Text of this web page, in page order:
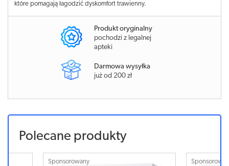
które pomagają łagodzić dyskomfort trawienny.
Produkt oryginalny
pochodzi z legalnej
apteki
Darmowa wysyłka
już od 200 zł
Polecane produkty
Sponsorowany